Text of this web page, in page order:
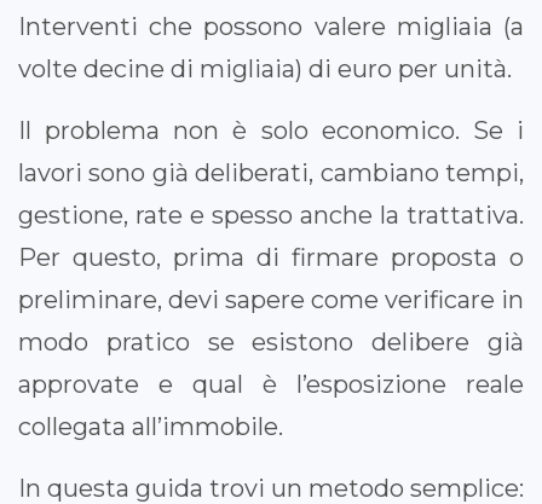
Interventi che possono valere migliaia (a
volte decine di migliaia) di euro per unità.
Il problema non è solo economico. Se i
lavori sono già deliberati, cambiano tempi,
gestione, rate e spesso anche la trattativa.
Per questo, prima di firmare proposta o
preliminare, devi sapere come verificare in
modo pratico se esistono delibere già
approvate e qual è l’esposizione reale
collegata all’immobile.
In questa guida trovi un metodo semplice: